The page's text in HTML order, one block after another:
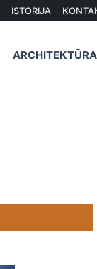
ISTORIJA
ARCHITEKTŪRA